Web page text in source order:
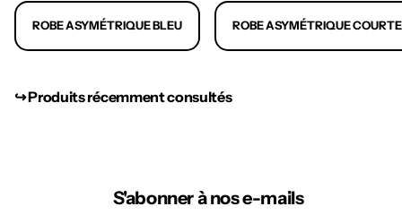
ROBE ASYMÉTRIQUE BLEU ROBE ASYMÉTRIQUE COURTE
↪︎ Produits récemment consultés
S'abonner à nos e-mails